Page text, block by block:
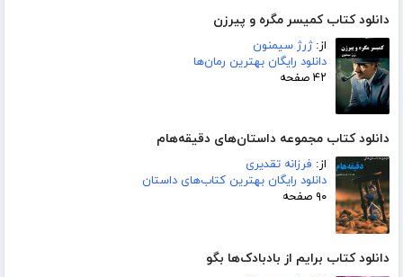
دانلود کتاب کمیسر مگره و پیرزن
از:ژرژ سیمنون
دانلود رایگان بهترین رمان‌ها
۴۲ صفحه
دانلود کتاب مجموعه داستان‌های دقیقه‌هام
از: فرزانه تقدیری
دانلود رایگان بهترین کتاب‌های داستان
۹۰ صفحه
دانلود کتاب برایم از بادبادک‌ها بگو